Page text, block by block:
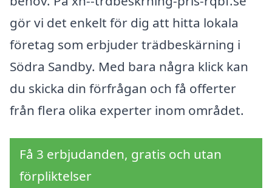
gör vi det enkelt för dig att hitta lokala
företag som erbjuder trädbeskärning i
Södra Sandby. Med bara några klick kan
du skicka din förfrågan och få offerter
från flera olika experter inom området.
Få 3 erbjudanden, gratis och utan
förpliktelser